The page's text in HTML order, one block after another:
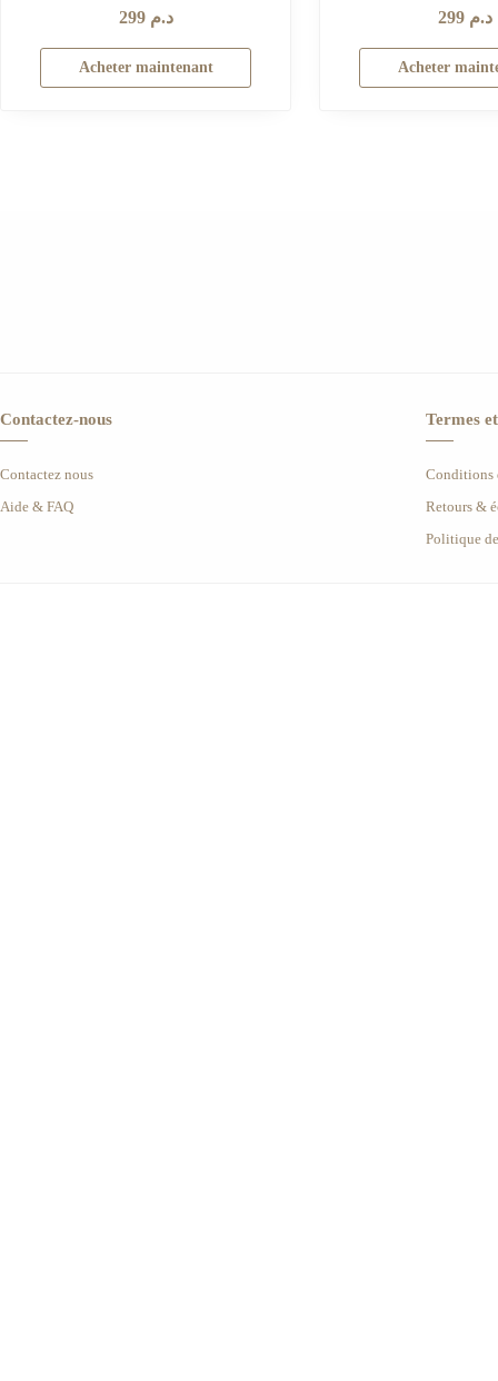
299 د.م
Acheter maintenant
299 د.م
Acheter
Contactez-nous
Contactez nous
Aide & FAQ
Termes
Conditions
Retours &
Politique